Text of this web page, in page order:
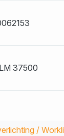
LM 37500
/